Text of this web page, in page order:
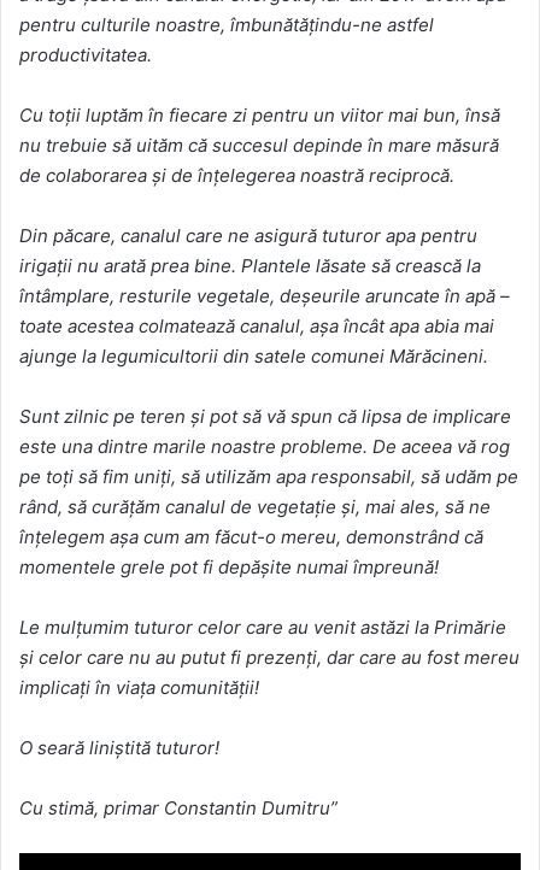
pentru culturile noastre, îmbunătățindu-ne astfel
productivitatea.
Cu toții luptăm în fiecare zi pentru un viitor mai bun, însă
nu trebuie să uităm că succesul depinde în mare măsură
de colaborarea și de înțelegerea noastră reciprocă.
Din păcare, canalul care ne asigură tuturor apa pentru
irigații nu arată prea bine. Plantele lăsate să crească la
întâmplare, resturile vegetale, deșeurile aruncate în apă –
toate acestea colmatează canalul, așa încât apa abia mai
ajunge la legumicultorii din satele comunei Mărăcineni.
Sunt zilnic pe teren și pot să vă spun că lipsa de implicare
este una dintre marile noastre probleme. De aceea vă rog
pe toți să fim uniți, să utilizăm apa responsabil, să udăm pe
rând, să curățăm canalul de vegetație și, mai ales, să ne
înțelegem așa cum am făcut-o mereu, demonstrând că
momentele grele pot fi depășite numai împreună!
Le mulțumim tuturor celor care au venit astăzi la Primărie
și celor care nu au putut fi prezenți, dar care au fost mereu
implicați în viața comunității!
O seară liniștită tuturor!
Cu stimă, primar Constantin Dumitru”